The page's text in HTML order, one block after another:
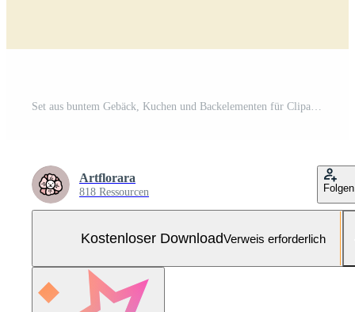
Set aus buntem Gebäck, Kuchen und Backelementen für Clipart oder Lebensmittellogo Kostenloser Vektor und Kostenloses SVG
Artflorara
818 Ressourcen Folgen
Kostenloser DownloadVerweis erforderlich